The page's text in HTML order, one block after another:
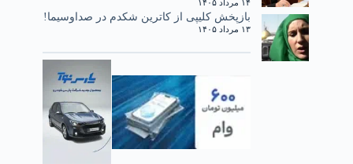
۱۴ مرداد ۱۴۰۵
بازپخش کلیپی از کاترین شکدم در صداوسیما!
۱۳ مرداد ۱۴۰۵